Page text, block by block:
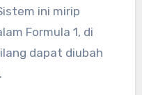
ini mirip
Formula 1, di
dapat diubah